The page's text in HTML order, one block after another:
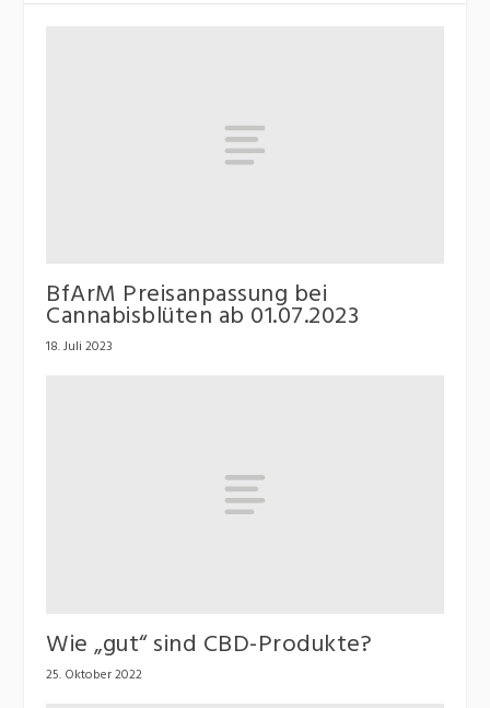
BfArM Preisanpassung bei
Cannabisblüten ab 01.07.2023
18. Juli 2023
Wie „gut“ sind CBD-Produkte?
25. Oktober 2022